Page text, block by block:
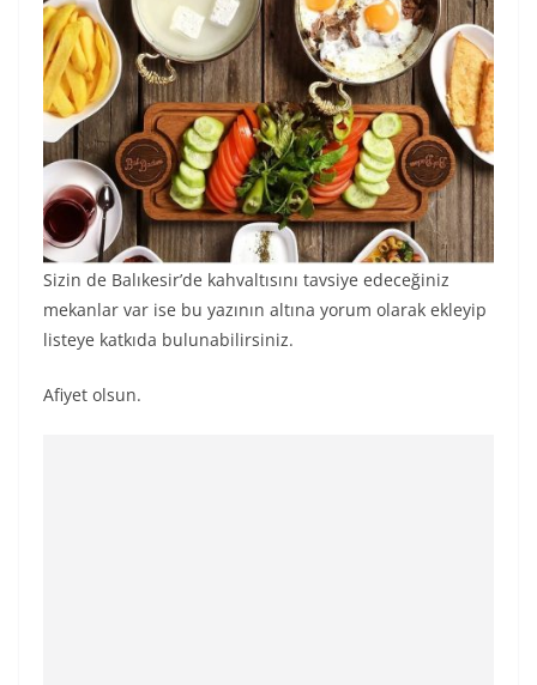
Sizin de Balıkesir’de kahvaltısını tavsiye edeceğiniz
mekanlar var ise bu yazının altına yorum olarak ekleyip
listeye katkıda bulunabilirsiniz.
Afiyet olsun.